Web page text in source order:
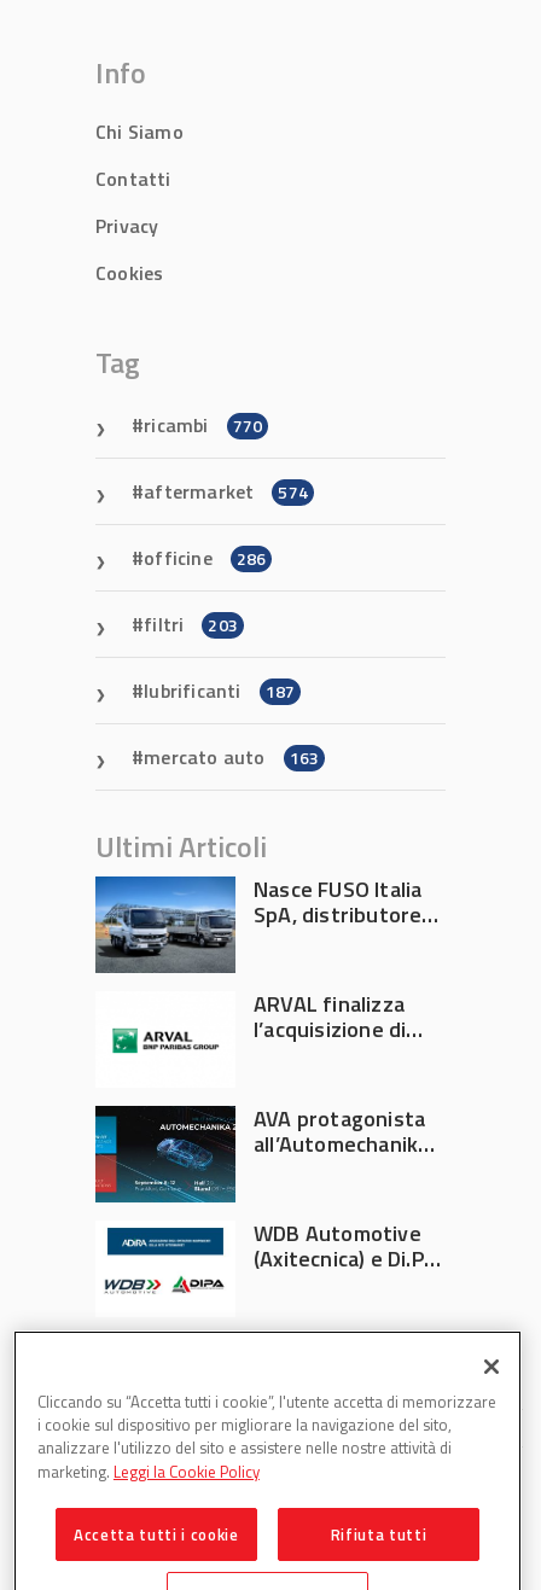
Info
Chi Siamo
Contatti
Privacy
Cookies
Tag
ricambi 770
aftermarket 574
officine 286
filtri 203
lubrificanti 187
mercato auto 163
Ultimi Articoli
Nasce FUSO Italia
SpA, distributore
ARVAL finalizza
l’acquisizione di
AVA protagonista
all’Automechanika
WDB Automotive
(Axitecnica) e Di.Pa.
Partsweb è una testata di DBInformation Spa P.IVA
Cliccando su “Accetta tutti i cookie”, l'utente accetta di memorizzare
i cookie sul dispositivo per migliorare la navigazione del sito,
analizzare l'utilizzo del sito e assistere nelle nostre attività di
marketing. Leggi la Cookie Policy
Accetta tutti i cookie Rifiuta tutti